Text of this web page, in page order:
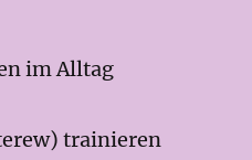
im Alltag
trainieren